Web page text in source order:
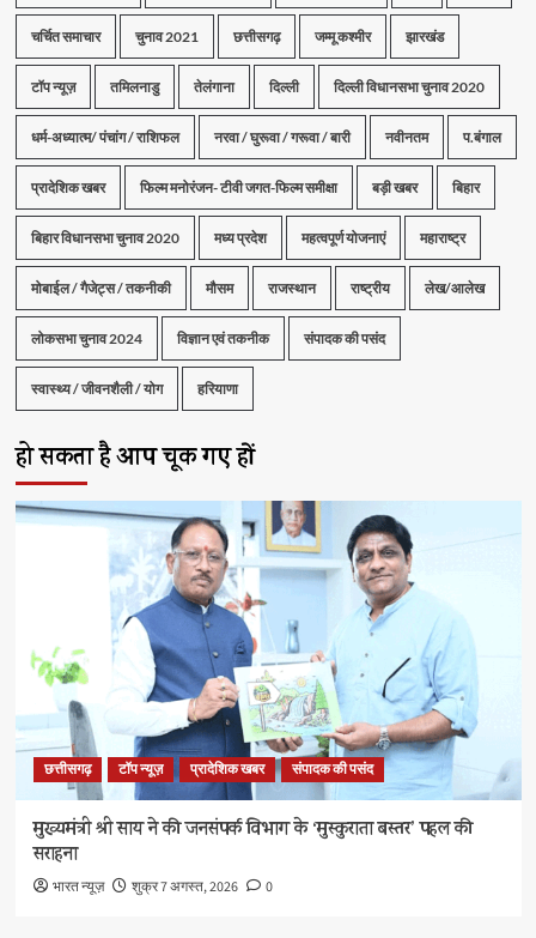
चर्चित समाचार चुनाव 2021 छत्तीसगढ़ जम्मू कश्मीर झारखंड
टॉप न्यूज़ तमिलनाडु तेलंगाना दिल्ली दिल्ली विधानसभा चुनाव 2020
धर्म-अध्यात्म/ पंचांग / राशिफल नरवा / घुरूवा / गरूवा / बारी नवीनतम प.बंगाल
प्रादेशिक खबर फिल्म मनोरंजन- टीवी जगत-फिल्म समीक्षा बड़ी खबर बिहार
बिहार विधानसभा चुनाव 2020 मध्य प्रदेश महत्वपूर्ण योजनाएं महाराष्ट्र
मोबाईल / गैजेट्स / तकनीकी मौसम राजस्थान राष्ट्रीय लेख/आलेख
लोकसभा चुनाव 2024 विज्ञान एवं तकनीक संपादक की पसंद
स्वास्थ्य / जीवनशैली / योग हरियाणा
हो सकता है आप चूक गए हों
छत्तीसगढ़ टॉप न्यूज़ प्रादेशिक खबर संपादक की पसंद
मुख्यमंत्री श्री साय ने की जनसंपर्क विभाग के ‘मुस्कुराता बस्तर’ पहल की
सराहना
भारत न्यूज़ शुक्र 7 अगस्त, 2026 0